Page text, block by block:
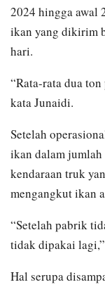
2024 hingga awal
ikan yang dikirim
hari.
“Rata-rata dua
kata Junaidi.
Setelah
ikan dalam
kendaraan truk
mengangkut ikan
“Setelah pabrik
tidak dipakai
Hal serupa